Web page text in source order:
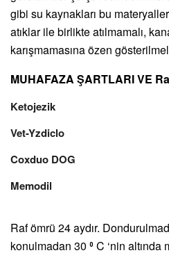
gibi su kaynakları bu
atıklar ile birlikte atılmamalı,
karışmamasına özen
MUHAFAZA ŞARTLARI VE
Ketojezik
Vet-Yzdiclo
Coxduo DOG
Memodil
Raf ömrü 24 aydır.
konulmadan 30 ⁰ C ‘nin